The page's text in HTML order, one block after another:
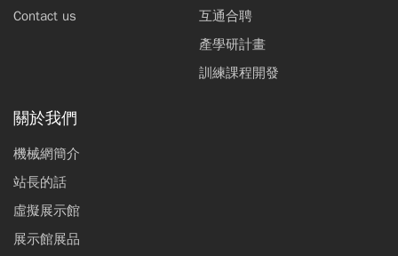
Contact us
互通合聘
產學研計畫
訓練課程開發
關於我們
機械網簡介
站長的話
虛擬展示館
展示館展品